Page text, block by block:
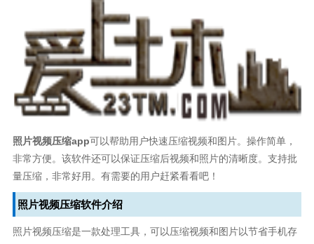
照片视频压缩app可以帮助用户快速压缩视频和图片。操作简单，
非常方便。该软件还可以保证压缩后视频和照片的清晰度。支持批
量压缩，非常好用。有需要的用户赶紧看看吧！
照片视频压缩软件介绍
照片视频压缩是一款处理工具，可以压缩视频和图片以节省手机存